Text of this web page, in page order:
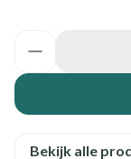
Bekijk alle